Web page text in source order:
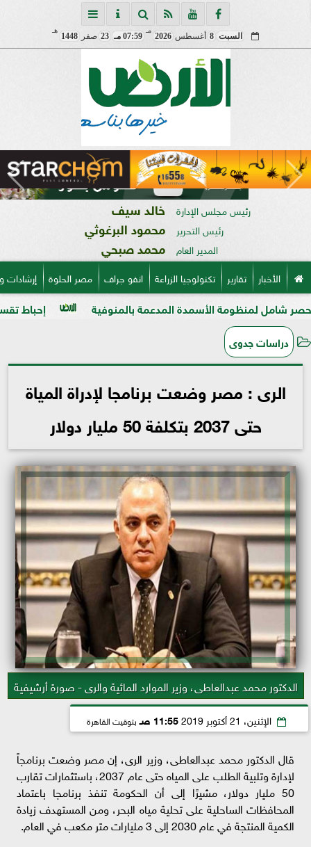
السبت 8 أغسطس 2026
مـ
07:59 مـ 23 صفر 1448
هـ
رئيس مجلس الإدارة خالد سيف
رئيس التحرير محمود البرغوثي
المدير العام محمد صبحي
الأخبار تقارير تكنولوجيا الزراعة انفو جراف مصر الحلوة
إحباط تقسيم قطعة أرض على مساحة 2000 الأسمدة المدعمة بالمنوفية
دراسات جدوى
الرى : مصر وضعت برنامجا لإدراة المياة
حتى 2037 بتكلفة 50 مليار دولار
الدكتور محمد عبدالعاطى، وزير الموارد المائية والرى - صورة أرشيفية
الإثنين، 21 أكتوبر 2019 11:55 صـ بتوقيت القاهرة
قال الدكتور محمد عبدالعاطى، وزير الرى، إن مصر وضعت برنامجاً
لإدارة وتلبية الطلب على المياه حتى عام 2037، باستثمارات تقارب
50 مليار دولار، مشيرًا إلى أن الحكومة تنفذ برنامجا باعتماد
المحافظات الساحلية على تحلية مياه البحر، ومن المستهدف زيادة
الكمية المنتجة في عام 2030 إلى 3 مليارات متر مكعب في العام.